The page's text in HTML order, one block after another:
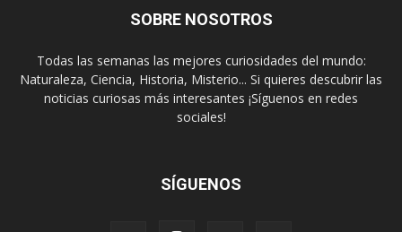
SOBRE NOSOTROS
Todas las semanas las mejores curiosidades del mundo:
Naturaleza, Ciencia, Historia, Misterio... Si quieres descubrir las
noticias curiosas más interesantes ¡Síguenos en redes
sociales!
SÍGUENOS